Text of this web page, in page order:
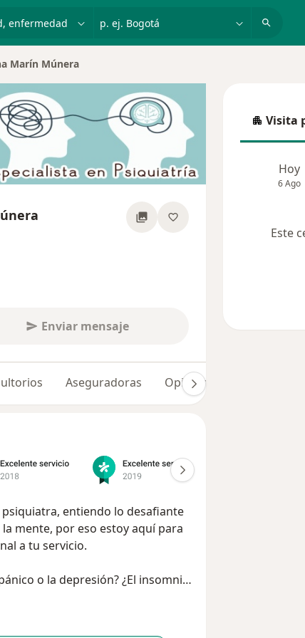
p. ej. Bogotá
Marín Múnera
Enviar mensaje
Aseguradoras Opiniones (490)
psiquiatra, entiendo lo desafiante
mente, por eso estoy aquí para
a tu servicio.
o la depresión? ¿El insomnio
de su salud mental.
Visita
Visita
Hoy
6 Ago
Este